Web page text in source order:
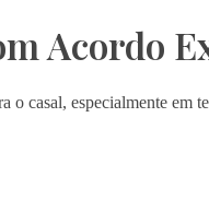
Acordo
casal, especialmente em